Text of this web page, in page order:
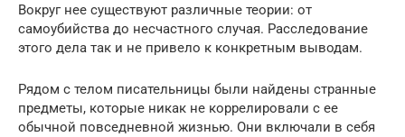
Вокруг нее существуют различные теории: от
самоубийства до несчастного случая. Расследование
этого дела так и не привело к конкретным выводам.
Рядом с телом писательницы были найдены странные
предметы, которые никак не коррелировали с ее
обычной повседневной жизнью. Они включали в себя